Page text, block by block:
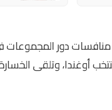
إلى دور الـ16 بعدما أنهى
أوغندا، وتلقى